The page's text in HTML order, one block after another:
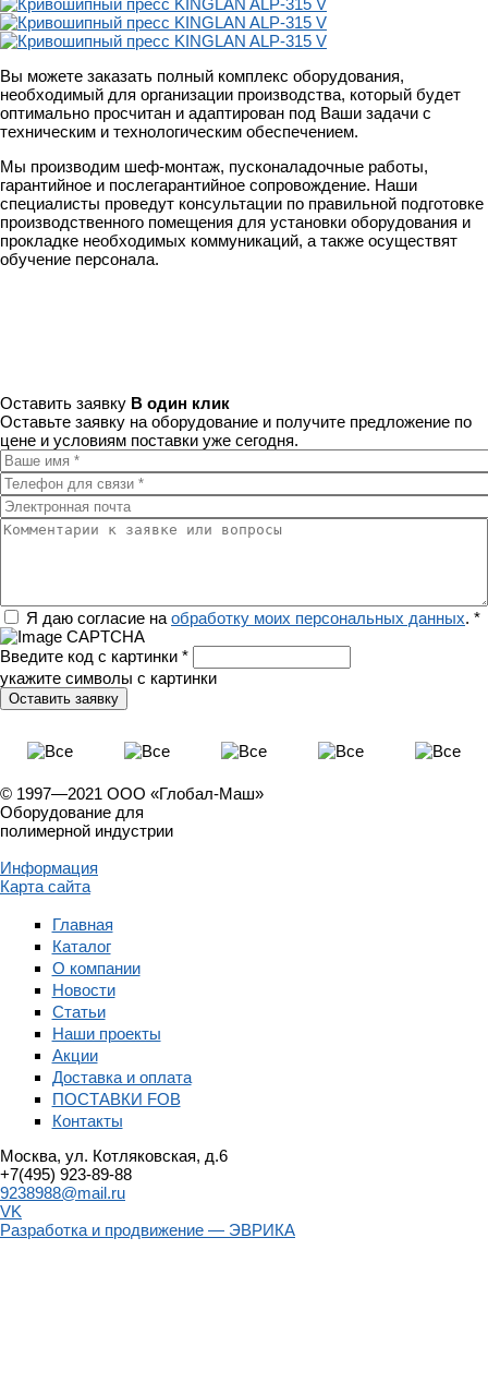
Вы можете заказать полный комплекс оборудования,
необходимый для организации производства, который будет
оптимально просчитан и адаптирован под Ваши задачи с
техническим и технологическим обеспечением.
Мы производим шеф-монтаж, пусконаладочные работы,
гарантийное и послегарантийное сопровождение. Наши
специалисты проведут консультации по правильной подготовке
производственного помещения для установки оборудования и
прокладке необходимых коммуникаций, а также осуществят
обучение персонала.
Оставить заявку В один клик
Оставьте заявку на оборудование и получите предложение по
цене и условиям поставки уже сегодня.
Ваше имя*
Телефон для связи
Электронная почта
Комментарии к заявке или вопросы
РегионЯ даю согласие на обработку моих персональных данных. *
Введите код с картинки *
укажите символы с картинки
© 1997—2021 ООО «Глобал-Маш»
Оборудование для
полимерной индустрии
Информация
Карта сайта
Главная
Каталог
О компании
Новости
Статьи
Наши проекты
Акции
Доставка и оплата
ПОСТАВКИ FOB
Контакты
Москва, ул. Котляковская, д.6
+7(495) 923-89-88
9238988@mail.ru
VK
Разработка и продвижение — ЭВРИКА